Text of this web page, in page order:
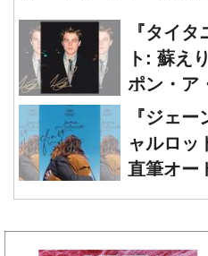
『タイ
ト: 蘇え
ポン・ア
ウッド
リオ 直
『ジェ
ャルロ
直筆オー